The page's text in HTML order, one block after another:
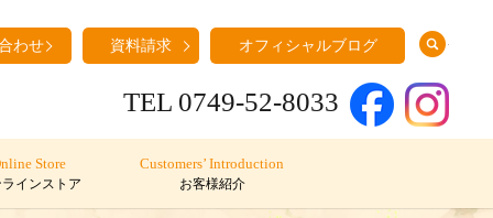
わせ 資料請求 オフィシャルブログ
TEL 0749-52-8033
Store
インストア
Customers’ Introduction
お客様紹介